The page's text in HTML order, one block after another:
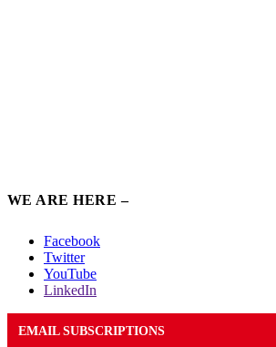
WE ARE HERE –
Facebook
Twitter
YouTube
LinkedIn
EMAIL SUBSCRIPTIONS